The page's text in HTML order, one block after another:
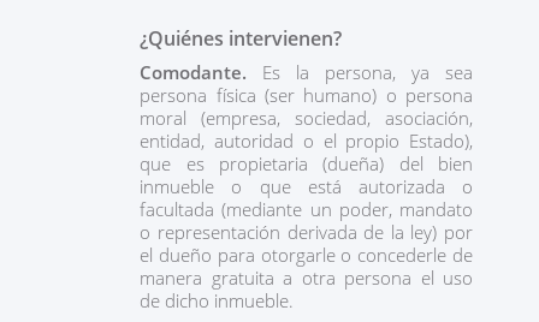
¿Quiénes intervienen?
Comodante. Es la persona, ya sea
persona física (ser humano) o persona
moral (empresa, sociedad, asociación,
entidad, autoridad o el propio Estado),
que es propietaria (dueña) del bien
inmueble o que está autorizada o
facultada (mediante un poder, mandato
o representación derivada de la ley) por
el dueño para otorgarle o concederle de
manera gratuita a otra persona el uso
de dicho inmueble.